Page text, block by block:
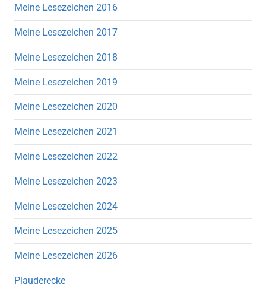
Meine Lesezeichen 2016
Meine Lesezeichen 2017
Meine Lesezeichen 2018
Meine Lesezeichen 2019
Meine Lesezeichen 2020
Meine Lesezeichen 2021
Meine Lesezeichen 2022
Meine Lesezeichen 2023
Meine Lesezeichen 2024
Meine Lesezeichen 2025
Meine Lesezeichen 2026
Plauderecke